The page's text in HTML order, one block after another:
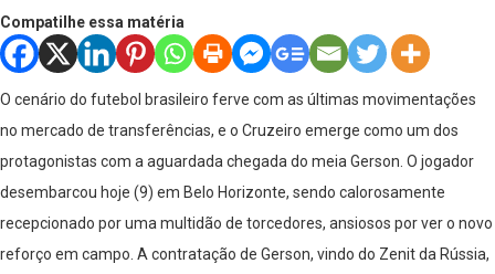
Compatilhe essa matéria
O cenário do futebol brasileiro ferve com as últimas movimentações
no mercado de transferências, e o Cruzeiro emerge como um dos
protagonistas com a aguardada chegada do meia Gerson. O jogador
desembarcou hoje (9) em Belo Horizonte, sendo calorosamente
recepcionado por uma multidão de torcedores, ansiosos por ver o novo
reforço em campo. A contratação de Gerson, vindo do Zenit da Rússia,